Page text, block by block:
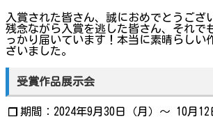
入賞された皆さん、誠におめでとうござ
残念ながら入賞を逃した皆さん、それで
っかり届いています！本当に素晴らしい
ざいました。
受賞作品展示会
❐ 期間：2024年9月30日（月）～ 10月12